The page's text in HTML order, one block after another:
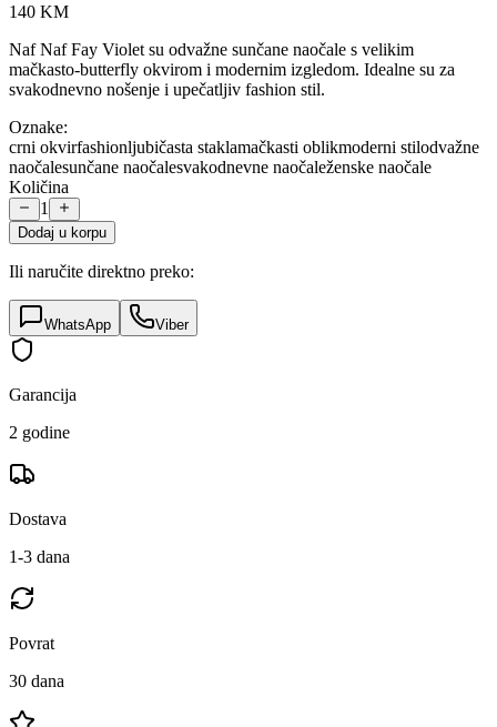
140 KM
Naf Naf Fay Violet su odvažne sunčane naočale s velikim
mačkasto-butterfly okvirom i modernim izgledom. Idealne su za
svakodnevno nošenje i upečatljiv fashion stil.
Oznake:
crni okvirfashionljubičasta staklamačkasti oblikmoderni stilodvažne
naočalesunčane naočalesvakodnevne naočaleženske naočale
Količina
1
Dodaj u korpu
Ili naručite direktno preko:
WhatsApp Viber
Garancija
2 godine
Dostava
1-3 dana
Povrat
30 dana